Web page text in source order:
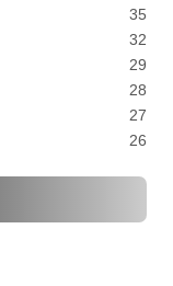
35
32
29
28
27
26